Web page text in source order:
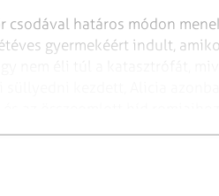
csodával határos módon
gyermekéért indult,
fél